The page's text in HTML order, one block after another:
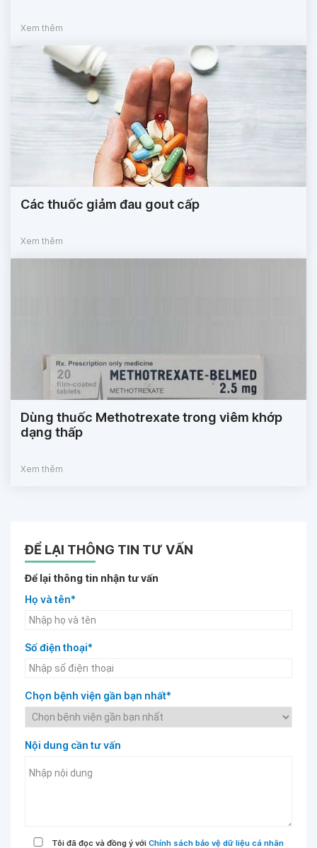
Xem thêm
Các thuốc giảm đau gout cấp
Xem thêm
Dùng thuốc Methotrexate trong viêm khớp
dạng thấp
Xem thêm
ĐỂ LẠI THÔNG TIN TƯ VẤN
Để lại thông tin nhận tư vấn
Họ và tên*
Số điện thoại*
Chọn bệnh viện gần bạn nhất*
Nội dung cần tư vấn
Tôi đã đọc và đồng ý với Chính sách bảo vệ dữ liệu cá nhân